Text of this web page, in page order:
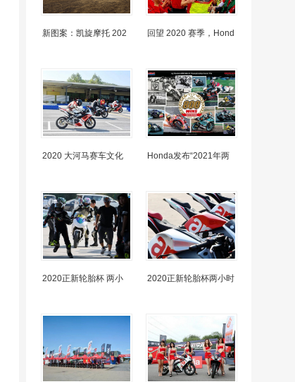
新图案：凯旋摩托 202 回望 2020 赛季，Hond
2020 大河马赛车文化 Honda发布“2021年两
2020正新轮胎杯 两小 2020正新轮胎杯两小时